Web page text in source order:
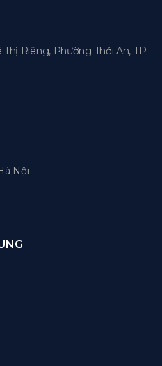
Thị Riêng, Phường Thới An, TP
Nội